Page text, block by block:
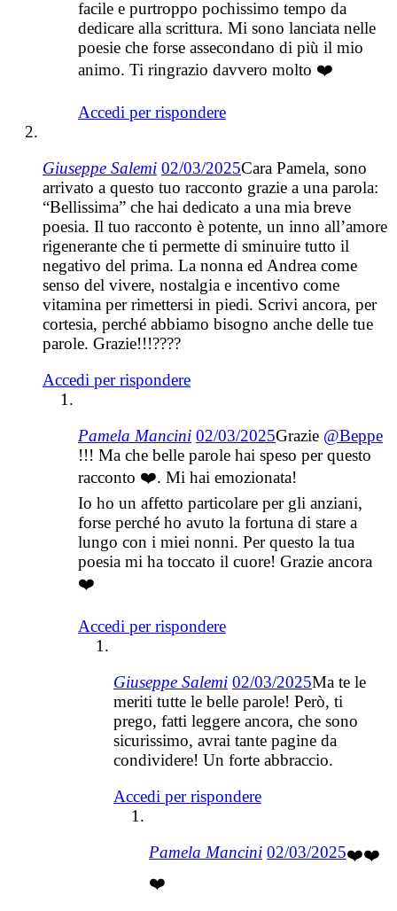
facile e purtroppo pochissimo tempo da
dedicare alla scrittura. Mi sono lanciata nelle
poesie che forse assecondano di più il mio
animo. Ti ringrazio davvero molto ❤️
Accedi per rispondere
Giuseppe Salemi 02/03/2025Cara Pamela, sono
arrivato a questo tuo racconto grazie a una parola:
“Bellissima” che hai dedicato a una mia breve
poesia. Il tuo racconto è potente, un inno all’amore
rigenerante che ti permette di sminuire tutto il
negativo del prima. La nonna ed Andrea come
senso del vivere, nostalgia e incentivo come
vitamina per rimettersi in piedi. Scrivi ancora, per
cortesia, perché abbiamo bisogno anche delle tue
parole. Grazie!!!????
Accedi per rispondere
Pamela Mancini 02/03/2025Grazie @Beppe
!!! Ma che belle parole hai speso per questo
racconto ❤️. Mi hai emozionata!
Io ho un affetto particolare per gli anziani,
forse perché ho avuto la fortuna di stare a
lungo con i miei nonni. Per questo la tua
poesia mi ha toccato il cuore! Grazie ancora
❤️
Accedi per rispondere
Giuseppe Salemi 02/03/2025Ma te le
meriti tutte le belle parole! Però, ti
prego, fatti leggere ancora, che sono
sicurissimo, avrai tante pagine da
condividere! Un forte abbraccio.
Accedi per rispondere
Pamela Mancini 02/03/2025❤️❤️
❤️